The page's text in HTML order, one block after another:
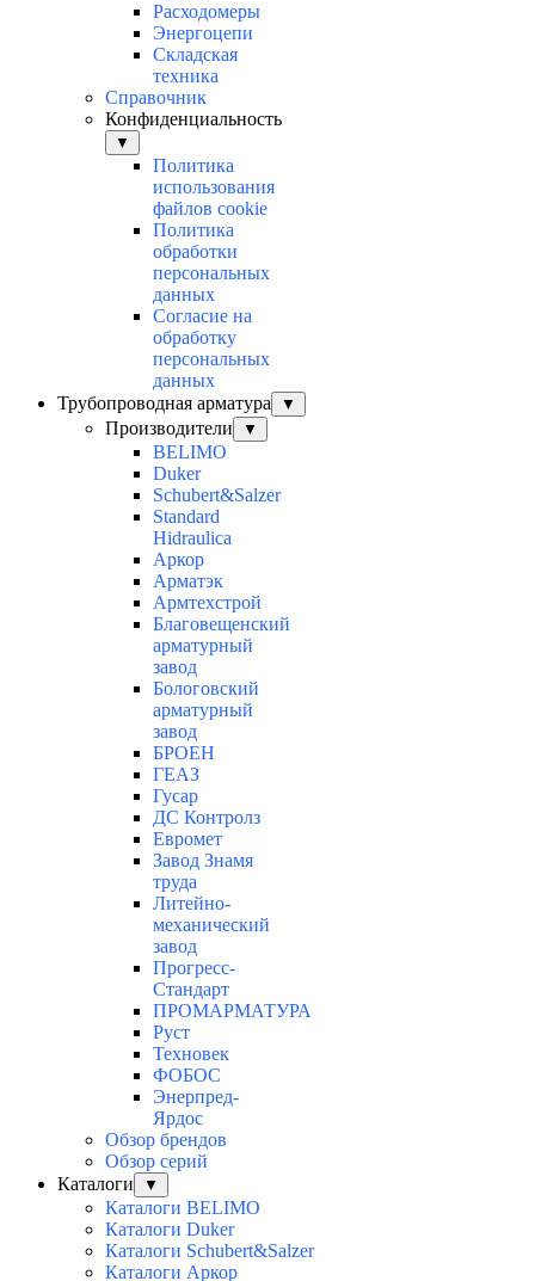
Расходомеры
Энергоцепи
Складская
техника
Справочник
Конфиденциальность
▼
Политика
использования
файлов cookie
Политика
обработки
персональных
данных
Согласие на
обработку
персональных
данных
Трубопроводная арматура
▼
Производители ▼
BELIMO
Duker
Schubert&Salzer
Standard
Hidraulica
Аркор
Арматэк
Армтехстрой
Благовещенский
арматурный
завод
Бологовский
арматурный
завод
БРОЕН
ГЕАЗ
Гусар
ДС Контролз
Евромет
Завод Знамя
труда
Литейно-
механический
завод
Прогресс-
Стандарт
ПРОМАРМАТУРА
Руст
Техновек
ФОБОС
Энерпред-
Ярдос
Обзор брендов
Обзор серий
Каталоги
▼
Каталоги BELIMO
Каталоги Duker
Каталоги Schubert&Salzer
Каталоги Аркор